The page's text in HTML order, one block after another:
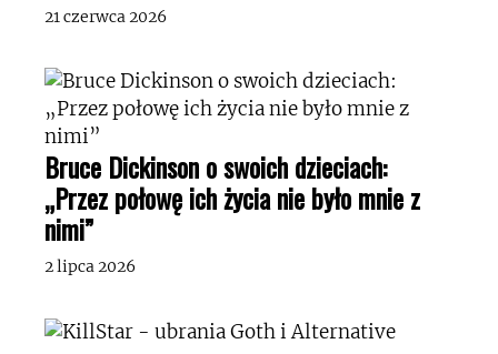
21 czerwca 2026
Bruce Dickinson o swoich dzieciach:
„Przez połowę ich życia nie było mnie z
nimi”
2 lipca 2026